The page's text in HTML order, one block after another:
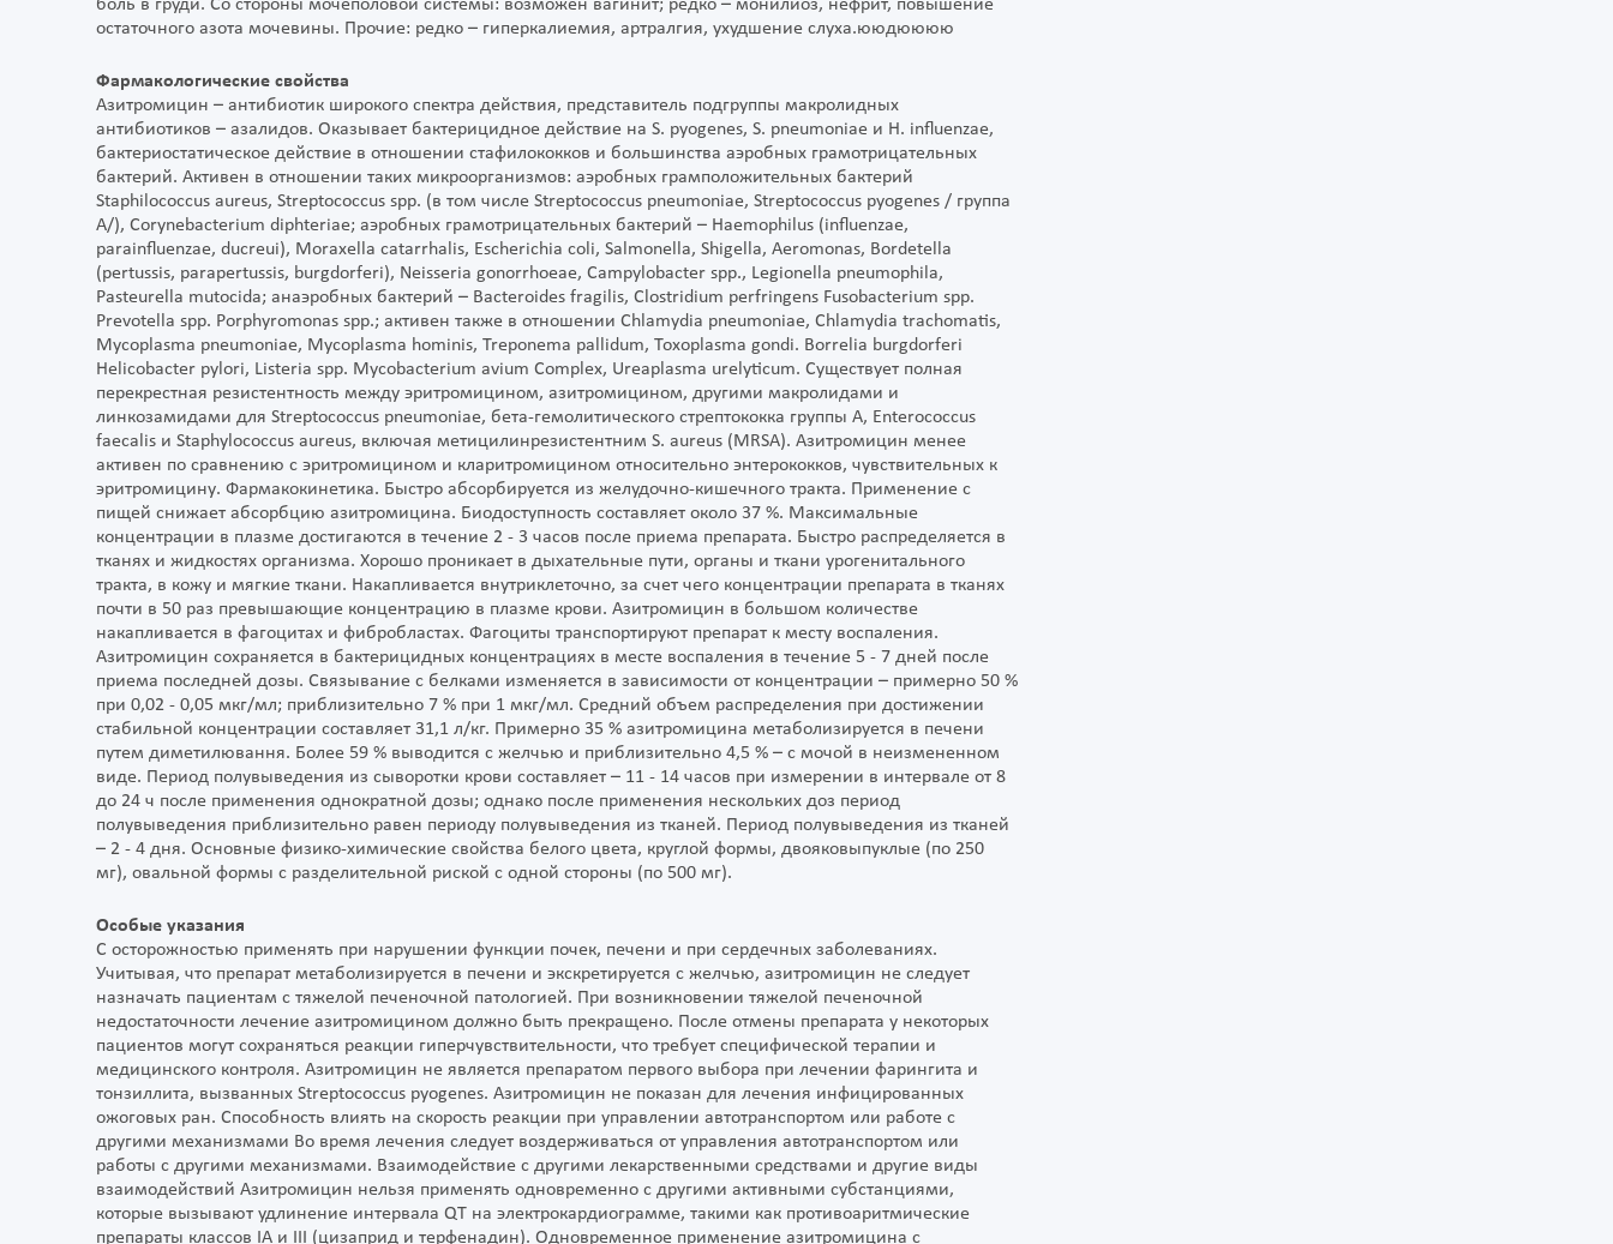
боль в груди. Со стороны мочеполовой системы: возможен вагинит; редко – монилиоз, нефрит, повышение
остаточного азота мочевины. Прочие: редко – гиперкалиемия, артралгия, ухудшение слуха.ююдюююю
Фармакологические свойства
Азитромицин – антибиотик широкого спектра действия, представитель подгруппы макролидных
антибиотиков – азалидов. Оказывает бактерицидное действие на S. pyogenes, S. pneumoniae и H. influenzae,
бактериостатическое действие в отношении стафилококков и большинства аэробных грамотрицательных
бактерий. Активен в отношении таких микроорганизмов: аэробных грамположительных бактерий
Staphilococcus aureus, Streptococcus spp. (в том числе Streptococcus pneumoniae, Streptococcus pyogenes / группа
А/), Corynebacterium diphteriae; аэробных грамотрицательных бактерий – Haemophilus (influenzae,
parainfluenzae, ducreui), Moraxella catarrhalis, Escherichia coli, Salmonella, Shigella, Aeromonas, Bordetella
(pertussis, parapertussis, burgdorferi), Neisseria gonorrhoeae, Campylobacter spp., Legionella pneumophila,
Pasteurella mutocida; анаэробных бактерий – Bacteroides fragilis, Clostridium perfringens Fusobacterium spp.
Prevotella spp. Porphyromonas spp.; активен также в отношении Chlamydia pneumoniae, Chlamydia trachomatis,
Mycoplasma pneumoniae, Mycoplasma hominis, Treponema pallidum, Toxoplasma gondi. Borrelia burgdorferi
Helicobacter pylori, Listeria spp. Mycobacterium avium Complex, Ureaplasma urelyticum. Существует полная
перекрестная резистентность между эритромицином, азитромицином, другими макролидами и
линкозамидами для Streptococcus pneumoniae, бета-гемолитического стрептококка группы А, Enterococcus
faecalis и Staphylococcus aureus, включая метицилинрезистентним S. aureus (MRSA). Азитромицин менее
активен по сравнению с эритромицином и кларитромицином относительно энтерококков, чувствительных к
эритромицину. Фармакокинетика. Быстро абсорбируется из желудочно-кишечного тракта. Применение с
пищей снижает абсорбцию азитромицина. Биодоступность составляет около 37 %. Максимальные
концентрации в плазме достигаются в течение 2 - 3 часов после приема препарата. Быстро распределяется в
тканях и жидкостях организма. Хорошо проникает в дыхательные пути, органы и ткани урогенитального
тракта, в кожу и мягкие ткани. Накапливается внутриклеточно, за счет чего концентрации препарата в тканях
почти в 50 раз превышающие концентрацию в плазме крови. Азитромицин в большом количестве
накапливается в фагоцитах и фибробластах. Фагоциты транспортируют препарат к месту воспаления.
Азитромицин сохраняется в бактерицидных концентрациях в месте воспаления в течение 5 - 7 дней после
приема последней дозы. Связывание с белками изменяется в зависимости от концентрации – примерно 50 %
при 0,02 - 0,05 мкг/мл; приблизительно 7 % при 1 мкг/мл. Средний объем распределения при достижении
стабильной концентрации составляет 31,1 л/кг. Примерно 35 % азитромицина метаболизируется в печени
путем диметилювання. Более 59 % выводится с желчью и приблизительно 4,5 % – с мочой в неизмененном
виде. Период полувыведения из сыворотки крови составляет – 11 - 14 часов при измерении в интервале от 8
до 24 ч после применения однократной дозы; однако после применения нескольких доз период
полувыведения приблизительно равен периоду полувыведения из тканей. Период полувыведения из тканей
– 2 - 4 дня. Основные физико-химические свойства белого цвета, круглой формы, двояковыпуклые (по 250
мг), овальной формы с разделительной риской с одной стороны (по 500 мг).
Особые указания
С осторожностью применять при нарушении функции почек, печени и при сердечных заболеваниях.
Учитывая, что препарат метаболизируется в печени и экскретируется с желчью, азитромицин не следует
назначать пациентам с тяжелой печеночной патологией. При возникновении тяжелой печеночной
недостаточности лечение азитромицином должно быть прекращено. После отмены препарата у некоторых
пациентов могут сохраняться реакции гиперчувствительности, что требует специфической терапии и
медицинского контроля. Азитромицин не является препаратом первого выбора при лечении фарингита и
тонзиллита, вызванных Streptococcus pyogenes. Азитромицин не показан для лечения инфицированных
ожоговых ран. Способность влиять на скорость реакции при управлении автотранспортом или работе с
другими механизмами Во время лечения следует воздерживаться от управления автотранспортом или
работы с другими механизмами. Взаимодействие с другими лекарственными средствами и другие виды
взаимодействий Азитромицин нельзя применять одновременно с другими активными субстанциями,
которые вызывают удлинение интервала QT на электрокардиограмме, такими как противоаритмические
препараты классов IA и III (цизаприд и терфенадин). Одновременное применение азитромицина с